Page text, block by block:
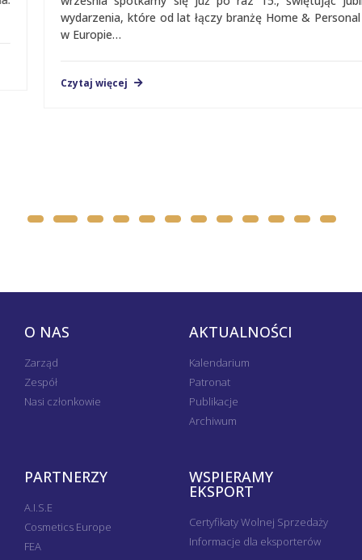
wydarzenia, które od lat łączy branżę Home & Personal Care
w Europie…
Czytaj więcej
O NAS
Zarząd
Zespół
Nasi członkowie
AKTUALNOŚCI
Kalendarium
Patronat
Publikacje
Archiwum
PARTNERZY
A.I.S.E
Cosmetics Europe
FEA
WSPIERAMY
EKSPORT
Certyfikaty Wolnej Sprzedaży
Informacje dla eksporterów